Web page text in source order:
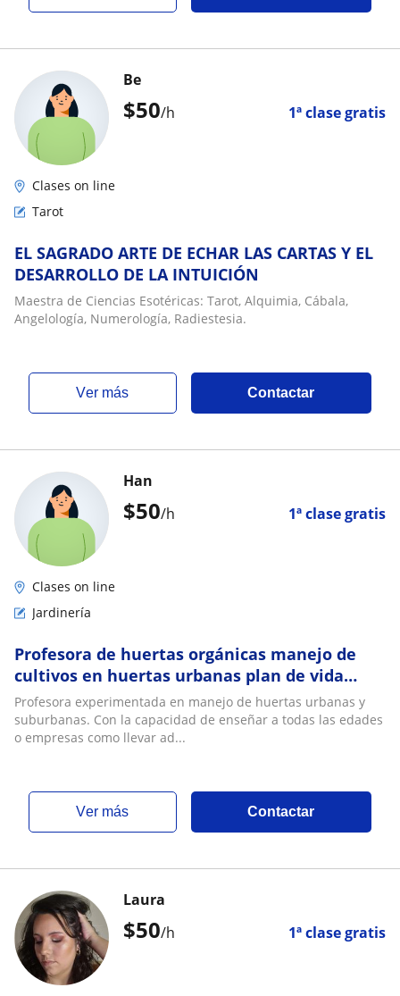
$50/h 1ª clase gratis
Be
Clases on line
Tarot
EL SAGRADO ARTE DE ECHAR LAS CARTAS Y EL
DESARROLLO DE LA INTUICIÓN
Maestra de Ciencias Esotéricas: Tarot, Alquimia, Cábala,
Angelología, Numerología, Radiestesia.
ver más Contactar
$50/h 1ª clase gratis
Han
Clases on line
Jardinería
Profesora de huertas orgánicas manejo de
cultivos en huertas urbanas plan de vida
autosustentable formulación de productos
para plantas reproducción de plantas y
árboles
Profesora experimentada en manejo de huertas urbanas y
suburbanas. Con la capacidad de enseñar a todas las edades
o empresas como llevar ad...
ver más Contactar
$50/h 1ª clase gratis
Laura